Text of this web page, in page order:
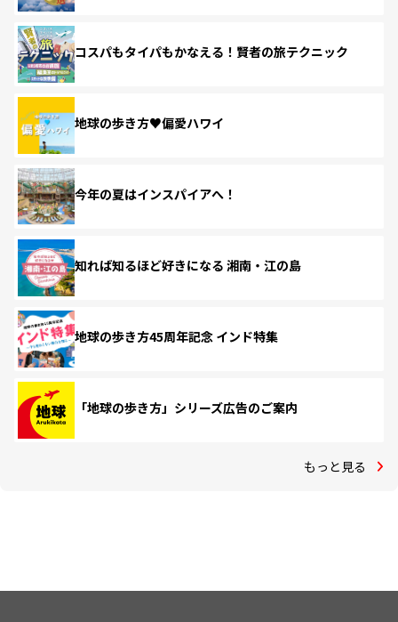
コスパもタイパもかなえる！賢者の旅テクニック
地球の歩き方♥偏愛ハワイ
今年の夏はインスパイアへ！
知れば知るほど好きになる 湘南・江の島
地球の歩き方45周年記念 インド特集
「地球の歩き方」シリーズ広告のご案内
もっと見る